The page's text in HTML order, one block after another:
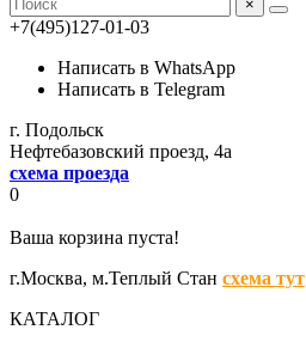
×
+7(495)127-01-03
Написать в WhatsApp
Написать в Telegram
г. Подольск
Нефтебазовский проезд, 4а
схема проезда
0
Ваша корзина пуста!
г.Москва, м.Теплый Стан схема тут
КАТАЛОГ